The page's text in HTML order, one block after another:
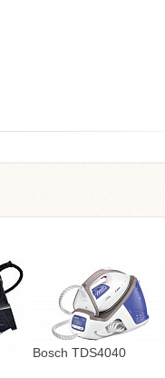
Bosch TDS4040